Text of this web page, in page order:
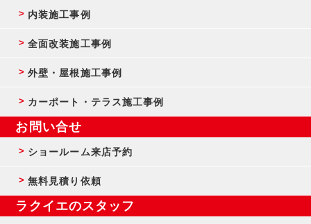
内装施工事例
全面改装施工事例
外壁・屋根施工事例
カーポート・テラス施工事例
お問い合せ
ショールーム来店予約
無料見積り依頼
ラクイエのスタッフ